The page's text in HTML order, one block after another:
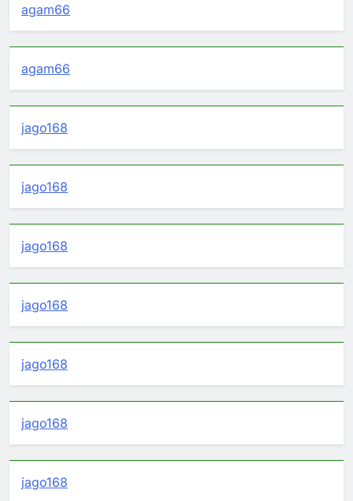
agam66
agam66
jago168
jago168
jago168
jago168
jago168
jago168
jago168